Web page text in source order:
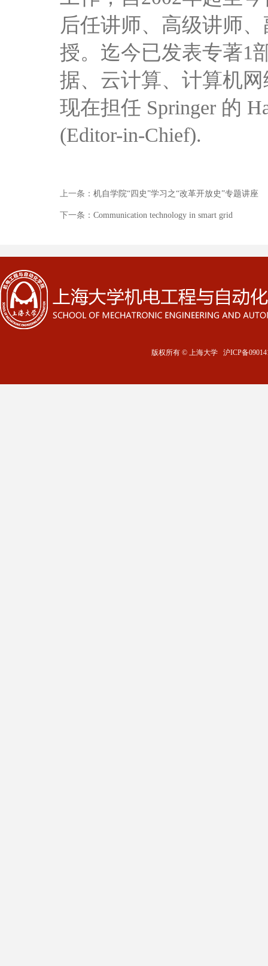
后任讲师、高级讲师
授。迄今已发表专著1
据、云计算、计算机
现在担任 Springer 的
(Editor-in-Chief).
上一条： 机自学院“四史”学习之“改革开放史”专题讲座
下一条： Communication technology in smart grid
版权所有 © 上海大学 沪ICP备